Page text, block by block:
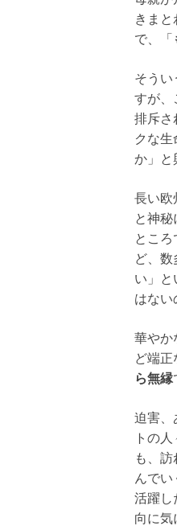
きま
で、「
そうい
すが、
排斥さ
クな
か」と
長い欧
と神
とこ
ど、
い」と
はない
華やか
ど端正
ら無縁
迫害、
トの
も、
んで
活躍し
向に気